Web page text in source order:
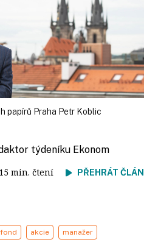
papírů Praha Petr Koblic
týdeníku Ekonom
min. čtení PŘEHRÁT
akcie manažer